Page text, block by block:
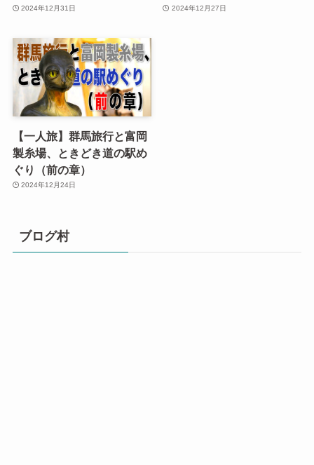
2024年12月31日 2024年12月27日
【一人旅】群馬旅行と富岡
製糸場、ときどき道の駅め
ぐり（前の章）
2024年12月24日
ブログ村